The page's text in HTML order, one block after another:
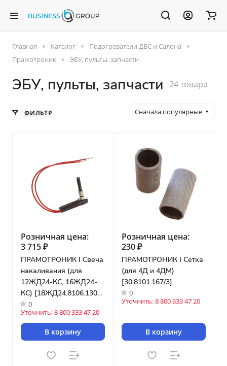
Главная Каталог
Подогреватели ДВС и Салона
Прамотроник
ЭБУ, пульты, запчасти
ЭБУ, пульты, запчасти 24 товара
ФИЛЬТР Сначала популярные
Розничная цена:
3 715 ₽
ПРАМОТРОНИК I Свеча
накаливания (для
12ЖД24-КС, 16ЖД24-
КС) [18ЖД24.8106.130-
КС]
0
Уточнить: 8 800 333 47 20
В корзину
Розничная цена:
230 ₽
ПРАМОТРОНИК I Сетка
(для 4Д и 4ДМ)
[30.8101.167/3]
0
Уточнить: 8 800 333 47 20
В корзину